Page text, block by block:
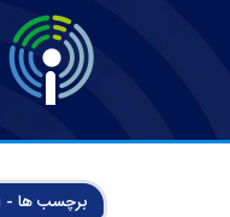
برچسب ها -